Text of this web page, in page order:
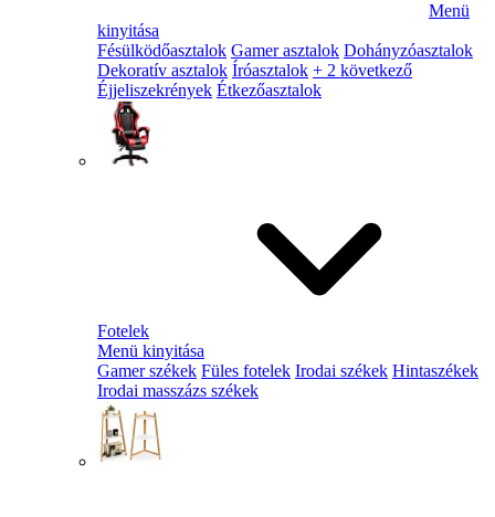
Menü
kinyitása
Fésülködőasztalok Gamer asztalok Dohányzóasztalok
Dekoratív asztalok Íróasztalok + 2 következő
Éjjeliszekrények Étkezőasztalok
Fotelek
Menü kinyitása
Gamer székek Füles fotelek Irodai székek Hintaszékek
Irodai masszázs székek